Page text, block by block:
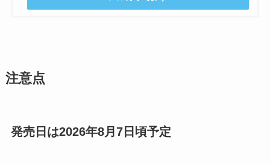
注意点
発売日は2026年8月7日頃予定